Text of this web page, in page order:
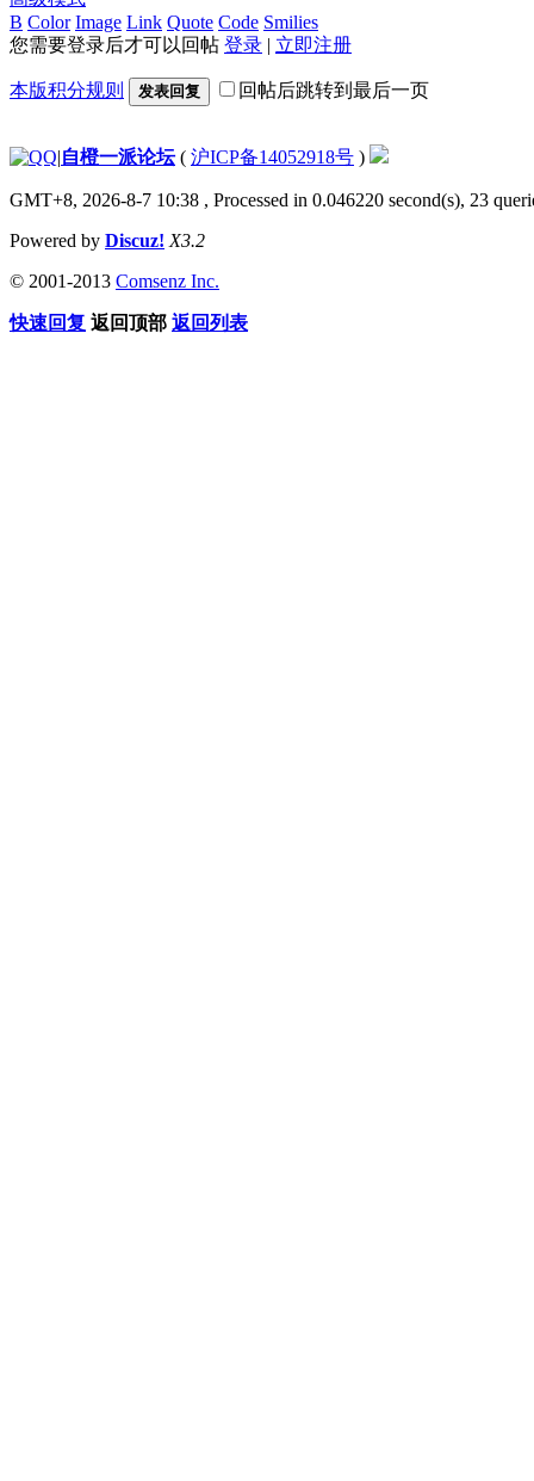
B Color Image Link Quote Code Smilies
您需要登录后才可以回帖 登录 | 立即注册
本版积分规则 发表回复 回帖后跳转到最后一页
|自橙一派论坛( 沪ICP备14052918号 )
GMT+8, 2026-8-7 10:38 , Processed in 0.046220 second(s), 23
Powered by Discuz! X3.2
© 2001-2013 Comsenz Inc.
快速回复 返回顶部 返回列表